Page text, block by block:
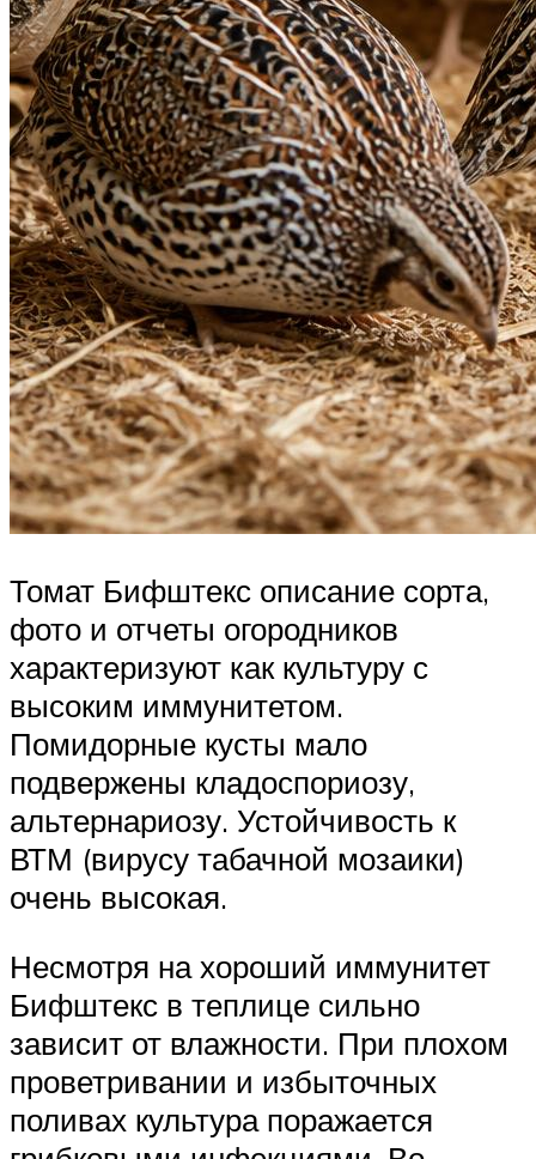
Томат Бифштекс описание сорта,
фото и отчеты огородников
характеризуют как культуру с
высоким иммунитетом.
Помидорные кусты мало
подвержены кладоспориозу,
альтернариозу. Устойчивость к
ВТМ (вирусу табачной мозаики)
очень высокая.
Несмотря на хороший иммунитет
Бифштекс в теплице сильно
зависит от влажности. При плохом
проветривании и избыточных
поливах культура поражается